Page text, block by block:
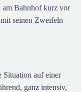
Bahnhof kurz vor
seinen Zweifeln
Situation auf einer
ganz intensiv,